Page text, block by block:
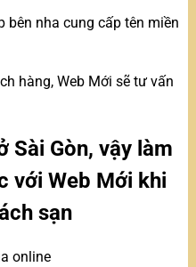
bên nha cung cấp tên miền
hàng, Web Mới sẽ tư vấn
Sài Gòn, vậy làm
với Web Mới khi
sạn
online